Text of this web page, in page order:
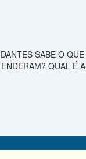
SABE O QUE
QUAL É A